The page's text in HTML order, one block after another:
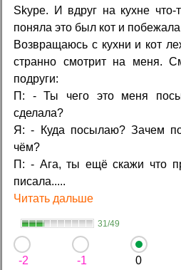
Skype. И вдруг на кухне что-
поняла это был кот и
Возвращаюсь с кухни и кот
странно смотрит на меня.
подруги:
П: - Ты чего это меня
сделала?
Я: - Куда посылаю? Зачем
чём?
П: - Ага, ты ещё скажи что
писала.....
Читать дальше
31/49
-2 -1 0